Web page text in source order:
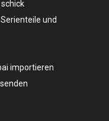
und
importieren